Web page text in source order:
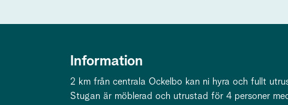
Information
2 km från centrala Ockelbo kan ni hyra och fullt
Stugan är möblerad och utrustad för 4 personer